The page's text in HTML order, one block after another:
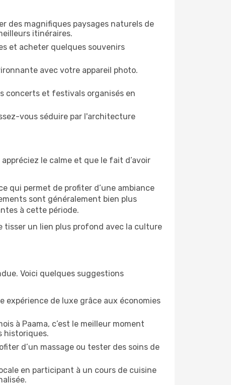
des magnifiques paysages naturels de
itinéraires.
et acheter quelques souvenirs
avec votre appareil photo.
concerts et festivals organisés en
vous séduire par l'architecture
le calme et que le fait d’avoir
qui permet de profiter d’une ambiance
sont généralement bien plus
à cette période.
tisser un lien plus profond avec la culture
Voici quelques suggestions
de luxe grâce aux économies
à Paama, c’est le meilleur moment
historiques.
d’un massage ou tester des soins de
en participant à un cours de cuisine